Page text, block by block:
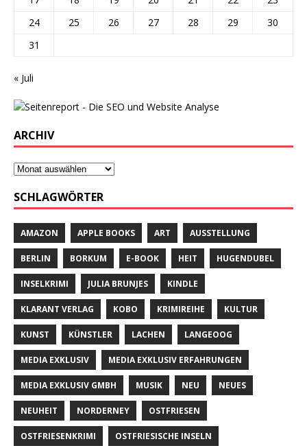
24
25 26 27 28 29
30
31
« Juli
ARCHIV
SCHLAGWÖRTER
AMAZON APPLE BOOKS ART AUSSTELLUNG
BERLIN BORKUM E-BOOK HEIT HUGENDUBEL
INSELKRIMI JULIA BRUNJES KINDLE
KLARANT VERLAG KOBO KRIMIREIHE KULTUR
KUNST KÜNSTLER LACHEN LANGEOOG
MEDIA EXKLUSIV MEDIA EXKLUSIV ERFAHRUNGEN
MEDIA EXKLUSIV GMBH MUSIK NEU NEUES
NEUHEIT NORDERNEY OSTFRIESEN
OSTFRIESENKRIMI OSTFRIESISCHE INSELN